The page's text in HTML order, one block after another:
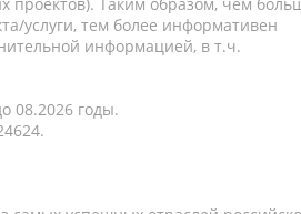
услуги, тем более информативен
информацией, в т.ч.
08.2026 годы.